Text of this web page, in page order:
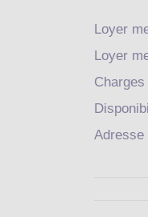
Loyer
Loyer
Adresse